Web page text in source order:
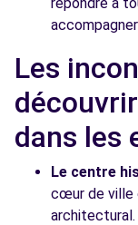
Les
dans les
Le centre
cœur de ville
architectural.